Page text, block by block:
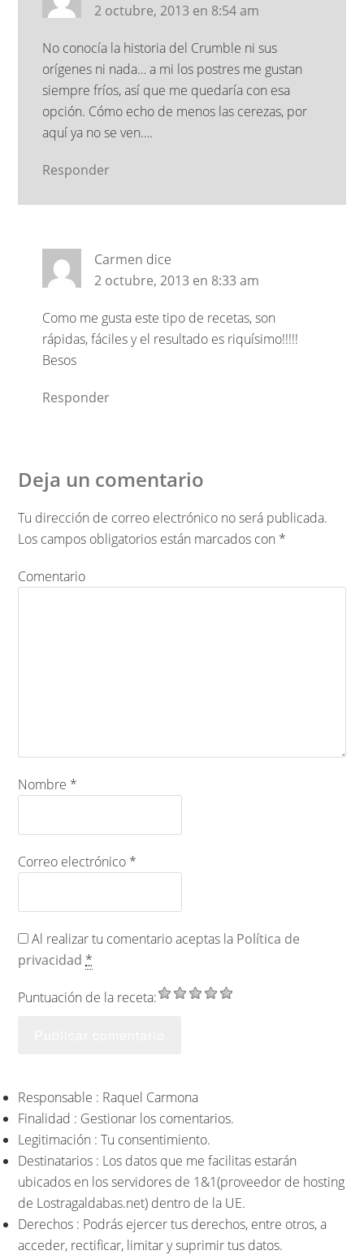
2 octubre, 2013 en 8:54 am
No conocía la historia del Crumble ni sus
orígenes ni nada… a mi los postres me gustan
siempre fríos, así que me quedaría con esa
opción. Cómo echo de menos las cerezas, por
aquí ya no se ven….
Responder
Carmen dice
2 octubre, 2013 en 8:33 am
Como me gusta este tipo de recetas, son
rápidas, fáciles y el resultado es riquísimo!!!!!
Besos
Responder
Deja un comentario
Tu dirección de correo electrónico no será publicada.
Los campos obligatorios están marcados con *
Comentario
Nombre *
Correo electrónico *
Al realizar tu comentario aceptas la Política de
privacidad *
Puntuación de la receta:
Responsable : Raquel Carmona
Finalidad : Gestionar los comentarios.
Legitimación : Tu consentimiento.
Destinatarios : Los datos que me facilitas estarán
ubicados en los servidores de 1&1(proveedor de hosting
de Lostragaldabas.net) dentro de la UE.
Derechos : Podrás ejercer tus derechos, entre otros, a
acceder, rectificar, limitar y suprimir tus datos.